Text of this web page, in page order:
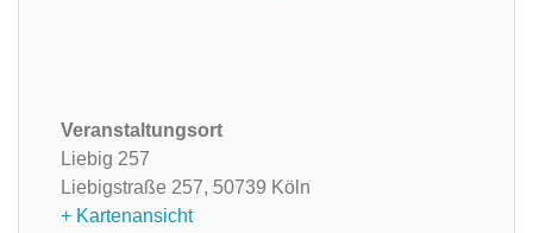
Veranstaltungsort
Liebig 257
Liebigstraße 257, 50739 Köln
+ Kartenansicht